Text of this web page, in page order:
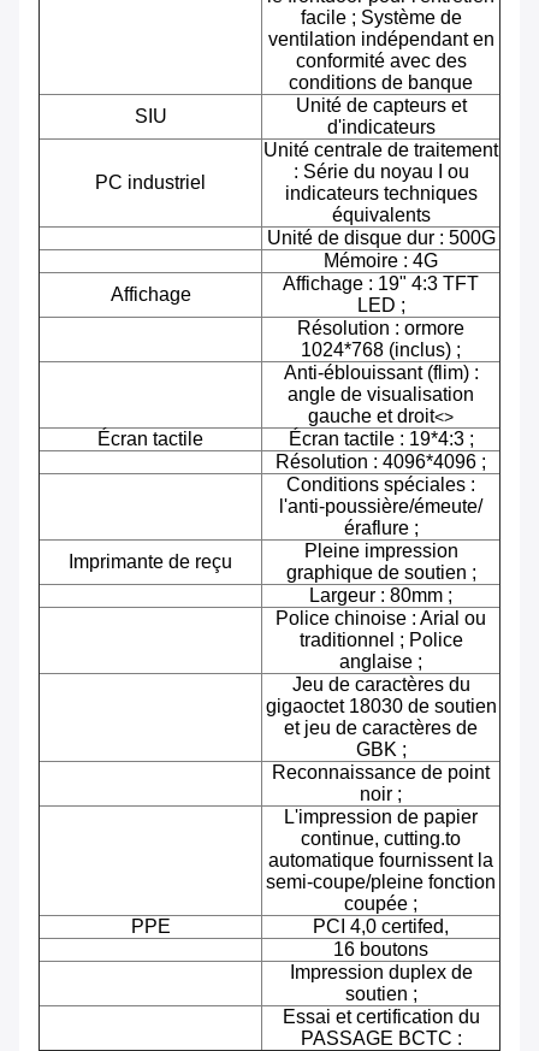
facile ; Système de
ventilation indépendant en
conformité avec des
conditions de banque
SIU
Unité de capteurs et
d'indicateurs
PC industriel
Unité centrale de traitement
: Série du noyau I ou
indicateurs techniques
équivalents
Unité de disque dur : 500G
Mémoire : 4G
Affichage
Affichage : 19" 4:3 TFT
LED ;
Résolution : ormore
1024*768 (inclus) ;
Anti-éblouissant (flim) :
angle de visualisation
gauche et droit<>
Écran tactile
Écran tactile : 19*4:3 ;
Résolution : 4096*4096 ;
Conditions spéciales :
l'anti-poussière/émeute/
éraflure ;
Imprimante de reçu
Pleine impression
graphique de soutien ;
Largeur : 80mm ;
Police chinoise : Arial ou
traditionnel ; Police
anglaise ;
Jeu de caractères du
gigaoctet 18030 de soutien
et jeu de caractères de
GBK ;
Reconnaissance de point
noir ;
L'impression de papier
continue, cutting.to
automatique fournissent la
semi-coupe/pleine fonction
coupée ;
PPE
PCI 4,0 certifed,
16 boutons
Impression duplex de
soutien ;
Essai et certification du
PASSAGE BCTC :